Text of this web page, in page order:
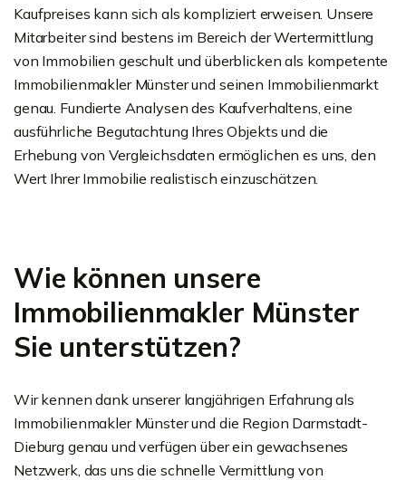
Kaufpreises kann sich als kompliziert erweisen. Unsere
Mitarbeiter sind bestens im Bereich der Wertermittlung
von Immobilien geschult und überblicken als kompetente
Immobilienmakler Münster und seinen Immobilienmarkt
genau. Fundierte Analysen des Kaufverhaltens, eine
ausführliche Begutachtung Ihres Objekts und die
Erhebung von Vergleichsdaten ermöglichen es uns, den
Wert Ihrer Immobilie realistisch einzuschätzen.
Wie können unsere
Immobilienmakler Münster
Sie unterstützen?
Wir kennen dank unserer langjährigen Erfahrung als
Immobilienmakler Münster und die Region Darmstadt-
Dieburg genau und verfügen über ein gewachsenes
Netzwerk, das uns die schnelle Vermittlung von